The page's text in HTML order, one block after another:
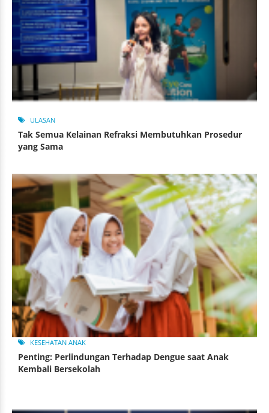
ULASAN
Tak Semua Kelainan Refraksi Membutuhkan Prosedur
yang Sama
KESEHATAN ANAK
Penting: Perlindungan Terhadap Dengue saat Anak
Kembali Bersekolah